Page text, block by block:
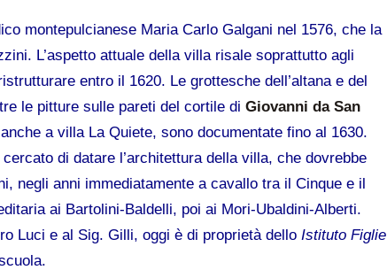
montepulcianese Maria Carlo Galgani nel 1576, che la
L’aspetto attuale della villa risale soprattutto agli
entro il 1620. Le grottesche dell’altana e del
le pitture sulle pareti del cortile diGiovanni da San
a villa La Quiete, sono documentate fino al 1630.
di datare l’architettura della villa, che dovrebbe
negli anni immediatamente a cavallo tra il Cinque e il
ai Bartolini-Baldelli, poi ai Mori-Ubaldini-Alberti.
Luci e al Sig. Gilli, oggi è di proprietà dello Istituto Figlie